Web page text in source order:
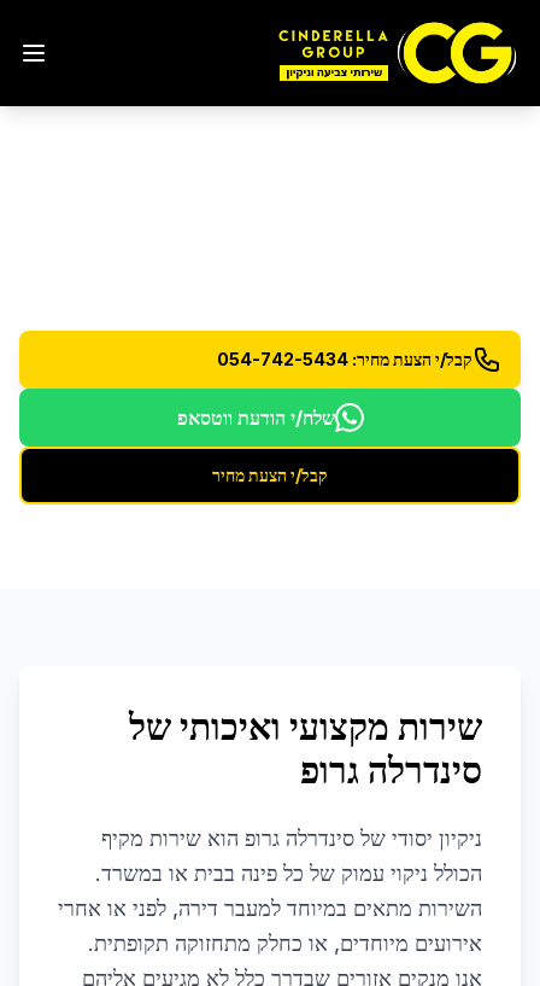
קבל/י הצעת מחיר: 054-742-5434
שלח/י הודעת ווטסאפ
קבל/י הצעת מחיר
שירות מקצועי ואיכותי של
סינדרלה גרופ
ניקיון יסודי של סינדרלה גרופ הוא שירות מקיף
הכולל ניקוי עמוק של כל פינה בבית או במשרד.
השירות מתאים במיוחד למעבר דירה, לפני או אחרי
אירועים מיוחדים, או כחלק מתחזוקה תקופתית.
אנו מנקים אזורים שבדרך כלל לא מגיעים אליהם